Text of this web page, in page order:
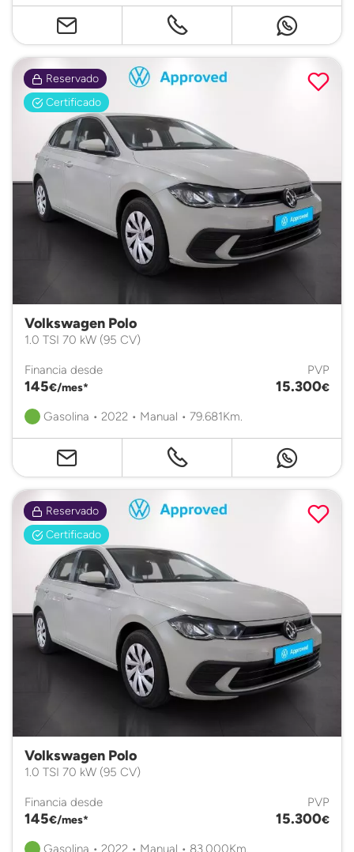
Reservado
Certificado
Volkswagen Polo
1.0 TSI 70 kW (95 CV)
Financia desde
145€/mes*
PVP
15.300€
Gasolina • 2022 • Manual • 79.681Km.
Reservado
Certificado
Volkswagen Polo
1.0 TSI 70 kW (95 CV)
Financia desde
145€/mes*
PVP
15.300€
Gasolina • 2022 • Manual • 83.000Km.